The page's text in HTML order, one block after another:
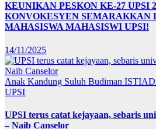
KEUNIKAN PESKON KE-27 UPSI
KONVOKESYEN SEMARAKKAN
MAHASISWA MAHASISWI UPSI!
14/11/2025
Anak Kandung Suluh Budiman
UPSI
UPSI terus catat kejayaan, sebaris
– Naib Canselor